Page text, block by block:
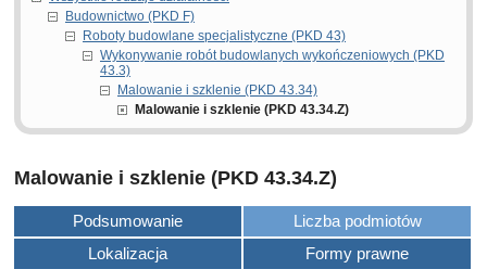
Budownictwo (PKD F)
Roboty budowlane specjalistyczne (PKD 43)
Wykonywanie robót budowlanych wykończeniowych (PKD
43.3)
Malowanie i szklenie (PKD 43.34)
Malowanie i szklenie (PKD 43.34.Z)
Malowanie i szklenie (PKD 43.34.Z)
Podsumowanie
Liczba podmiotów
Lokalizacja
Formy prawne